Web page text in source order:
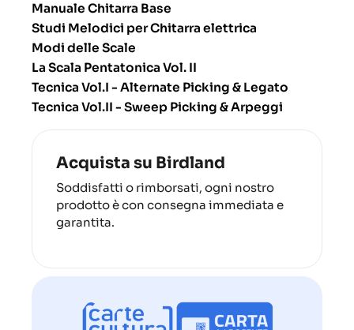
Manuale Chitarra Base
Studi Melodici per Chitarra elettrica
Modi delle Scale
La Scala Pentatonica Vol. II
Tecnica Vol.I - Alternate Picking & Legato
Tecnica Vol.II - Sweep Picking & Arpeggi
Acquista su Birdland
Soddisfatti o rimborsati, ogni nostro
prodotto è con consegna immediata e
garantita.